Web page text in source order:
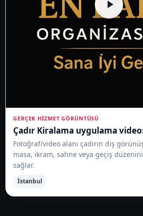
GERÇEK HIZMET GÖRÜNTÜSÜ
Çadır Kiralama uygulama
Fotoğraf/video alanı çadırın dış
masa, ikram, sahne veya geçiş
sağlar.
İstanbul